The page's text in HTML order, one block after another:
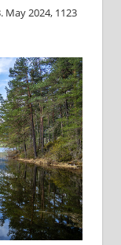
2024, 1123